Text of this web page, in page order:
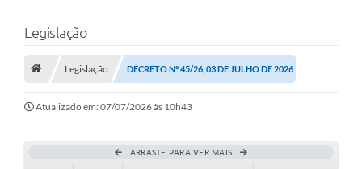
Legislação
Legislação DECRETO Nº 45/26, 03 DE JULHO DE 2026
Atualizado em: 07/07/2026 às 10h43
ARRASTE PARA VER MAIS